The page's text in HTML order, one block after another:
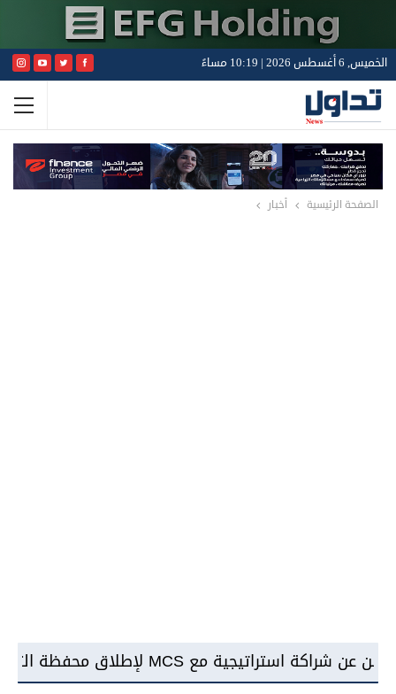
الخميس, 6 أغسطس 2026 | 10:19 مساءً
الصفحة الرئيسية أخبار